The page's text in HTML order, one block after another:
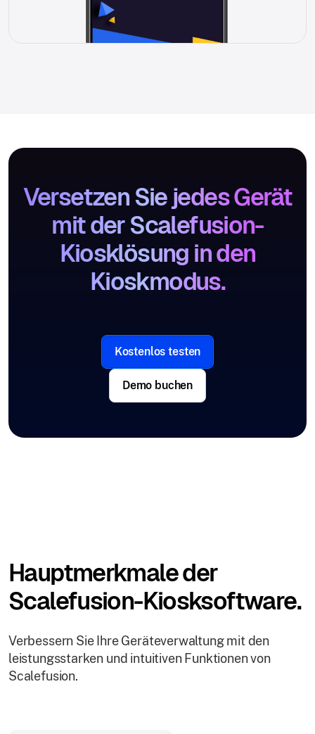
Versetzen Sie jedes Gerät
mit der Scalefusion-
Kiosklösung in den
Kioskmodus.
Kostenlos testen
Demo buchen
Hauptmerkmale der
Scalefusion-Kiosksoftware.
Verbessern Sie Ihre Geräteverwaltung mit den
leistungsstarken und intuitiven Funktionen von
Scalefusion.